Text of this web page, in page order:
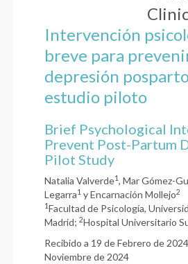
Intervención
breve para
depresión
estudio piloto
Brief Psychological
Prevent Post-Partum
Pilot Study
Natalia Valverde1 , Mar Gómez-
Legarra1 y Encarnación Mollejo2
1Facultad de Psicología,
Madrid;2Hospital Universitario
Recibido a 19 de Febrero de
Noviembre de 2024